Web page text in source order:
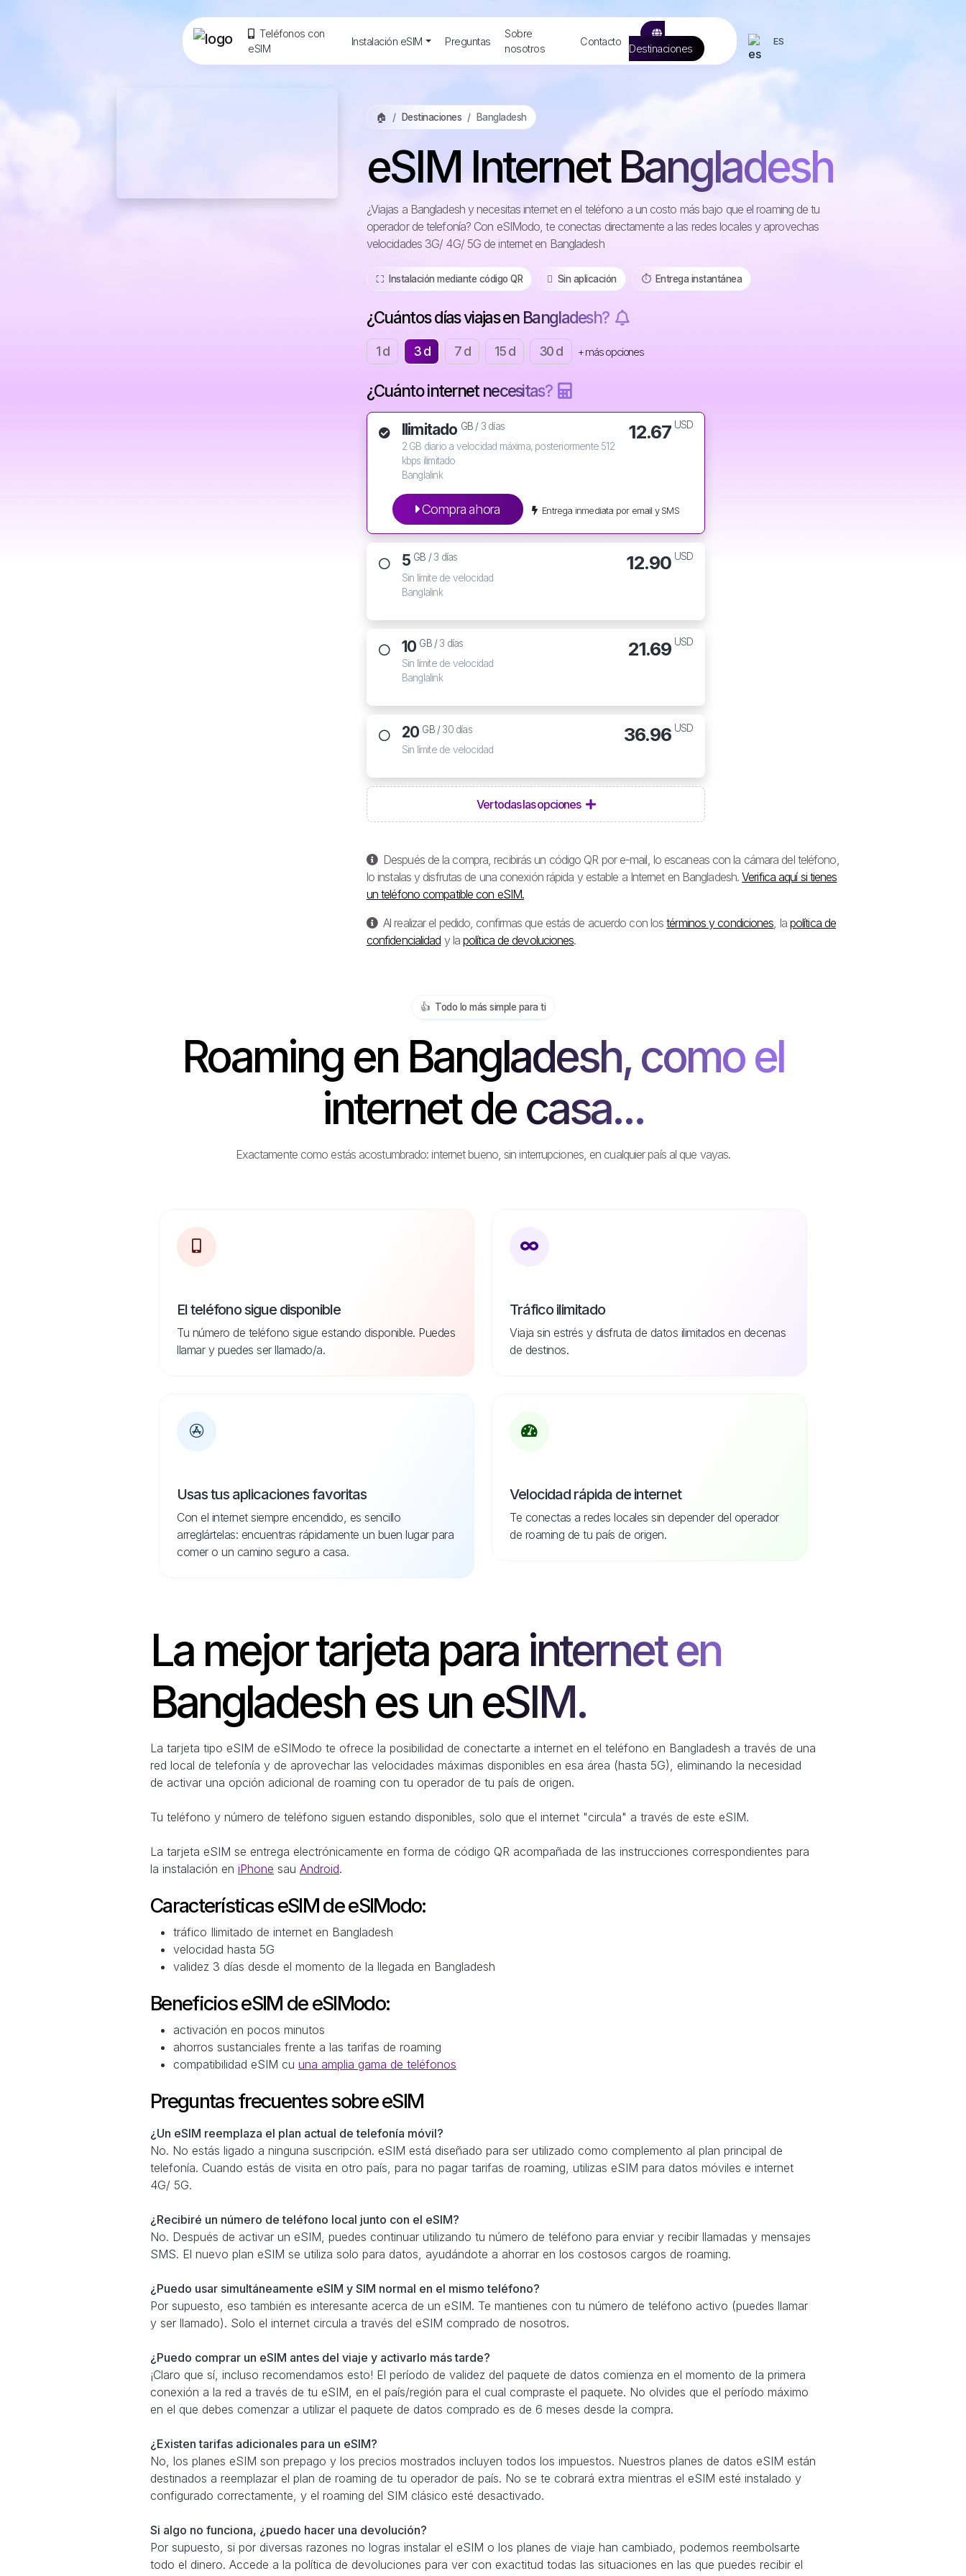
Teléfonos con
eSIM
Instalación eSIM Preguntas
Sobre
nosotros
Contacto
Destinaciones
ES
🏠 Destinaciones Bangladesh
eSIM Internet Bangladesh
¿Viajas a Bangladesh y necesitas internet en el teléfono a un costo más bajo que el roaming de tu
operador de telefonía? Con eSIModo, te conectas directamente a las redes locales y aprovechas
velocidades 3G/ 4G/ 5G de internet en Bangladesh
⛶️️ Instalación mediante código QR ️ Sin aplicación ⏱️️ Entrega instantánea
¿Cuántos días viajas en Bangladesh?
1 d 3 d 7 d 15 d 30 d + más opciones
¿Cuánto internet necesitas?
Ilimitado GB / 3 días
2 GB diario a velocidad máxima, posteriormente 512
kbps ilimitado
Banglalink
12.67 USD
Compra ahora Entrega inmediata por email y SMS
5 GB /3 días
Sin límite de velocidad
Banglalink
12.90 USD
10 GB /3 días
Sin límite de velocidad
Banglalink
21.69 USD
20 GB /30 días
Sin límite de velocidad
36.96 USD
Ver todas las opciones
Después de la compra, recibirás un código QR por e-mail, lo escaneas con la cámara del teléfono,
lo instalas y disfrutas de una conexión rápida y estable a Internet en Bangladesh.Verifica aquí si tienes
un teléfono compatible con eSIM.
Al realizar el pedido, confirmas que estás de acuerdo con lostérminos y condiciones , la política de
confidencialidad y lapolítica de devoluciones.
👍️ Todo lo más simple para ti
Roaming en Bangladesh, como el
internet de casa...
Exactamente como estás acostumbrado: internet bueno, sin interrupciones, en cualquier país al que vayas.
El teléfono sigue disponible
Tu número de teléfono sigue estando disponible. Puedes
llamar y puedes ser llamado/a.
Tráfico ilimitado
Viaja sin estrés y disfruta de datos ilimitados en decenas
de destinos.
Usas tus aplicaciones favoritas
Con el internet siempre encendido, es sencillo
arreglártelas: encuentras rápidamente un buen lugar para
comer o un camino seguro a casa.
Velocidad rápida de internet
Te conectas a redes locales sin depender del operador
de roaming de tu país de origen.
La mejor tarjeta para internet en
Bangladesh es un eSIM.
La tarjeta tipo eSIM de eSIModo te ofrece la posibilidad de conectarte a internet en el teléfono en Bangladesh a través de una
red local de telefonía y de aprovechar las velocidades máximas disponibles en esa área (hasta 5G), eliminando la necesidad
de activar una opción adicional de roaming con tu operador de tu país de origen.
Tu teléfono y número de teléfono siguen estando disponibles, solo que el internet "circula" a través de este eSIM.
La tarjeta eSIM se entrega electrónicamente en forma de código QR acompañada de las instrucciones correspondientes para
la instalación en iPhone sau Android.
Características eSIM de eSIModo:
tráfico Ilimitado de internet en Bangladesh
velocidad hasta 5G
validez 3 días desde el momento de la llegada en Bangladesh
Beneficios eSIM de eSIModo:
activación en pocos minutos
ahorros sustanciales frente a las tarifas de roaming
compatibilidad eSIM cu una amplia gama de teléfonos
Preguntas frecuentes sobre eSIM
¿Un eSIM reemplaza el plan actual de telefonía móvil?
No. No estás ligado a ninguna suscripción. eSIM está diseñado para ser utilizado como complemento al plan principal de
telefonía. Cuando estás de visita en otro país, para no pagar tarifas de roaming, utilizas eSIM para datos móviles e internet
4G/ 5G.
¿Recibiré un número de teléfono local junto con el eSIM?
No. Después de activar un eSIM, puedes continuar utilizando tu número de teléfono para enviar y recibir llamadas y mensajes
SMS. El nuevo plan eSIM se utiliza solo para datos, ayudándote a ahorrar en los costosos cargos de roaming.
¿Puedo usar simultáneamente eSIM y SIM normal en el mismo teléfono?
Por supuesto, eso también es interesante acerca de un eSIM. Te mantienes con tu número de teléfono activo (puedes llamar
y ser llamado). Solo el internet circula a través del eSIM comprado de nosotros.
¿Puedo comprar un eSIM antes del viaje y activarlo más tarde?
¡Claro que sí, incluso recomendamos esto! El período de validez del paquete de datos comienza en el momento de la primera
conexión a la red a través de tu eSIM, en el país/región para el cual compraste el paquete. No olvides que el período máximo
en el que debes comenzar a utilizar el paquete de datos comprado es de 6 meses desde la compra.
¿Existen tarifas adicionales para un eSIM?
No, los planes eSIM son prepago y los precios mostrados incluyen todos los impuestos. Nuestros planes de datos eSIM están
destinados a reemplazar el plan de roaming de tu operador de país. No se te cobrará extra mientras el eSIM esté instalado y
configurado correctamente, y el roaming del SIM clásico esté desactivado.
Si algo no funciona, ¿puedo hacer una devolución?
Por supuesto, si por diversas razones no logras instalar el eSIM o los planes de viaje han cambiado, podemos reembolsarte
todo el dinero. Accede a la política de devoluciones para ver con exactitud todas las situaciones en las que puedes recibir el